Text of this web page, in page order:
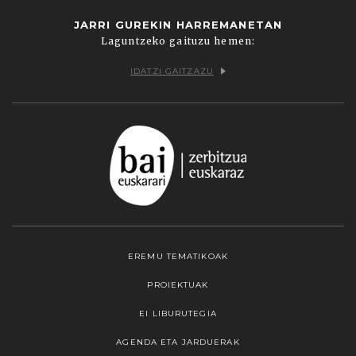
JARRI GUREKIN HARREMANETAN
Laguntzeko gaituzu hemen:
IDATZI GAITZAZU
EREMU TEMATIKOAK
PROIEKTUAK
EI LIBURUTEGIA
AGENDA ETA JARDUERAK